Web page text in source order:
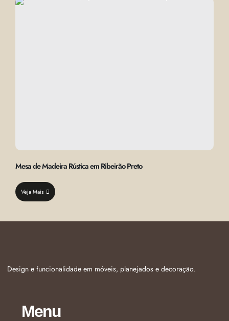
Mesa de Madeira Rústica em Ribeirão Preto
Veja Mais
Design e funcionalidade em móveis, planejados e decoração.
Menu